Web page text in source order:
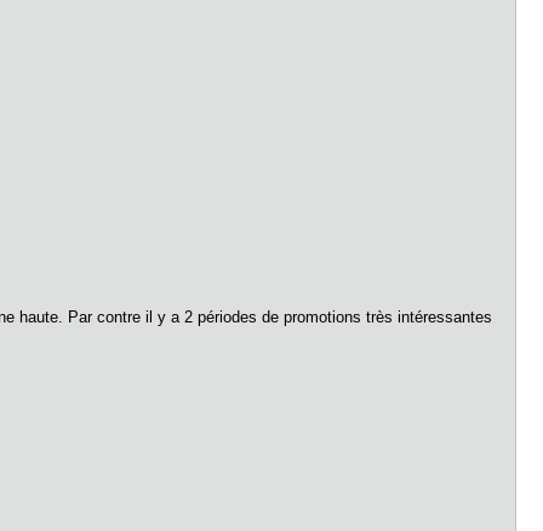
haute. Par contre il y a 2 périodes de promotions très intéressantes